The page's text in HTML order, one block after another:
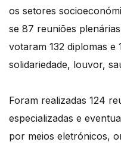
os setores
se 87 reuniões
votaram 132 diplomas
solidariedade, louvor,
Foram realizadas 124
especializadas e
por meios eletrónicos,